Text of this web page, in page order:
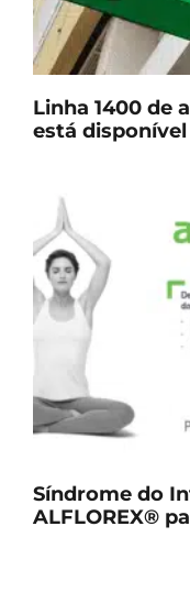
Linha 1400 de
está
Síndrome do
ALFLOREX®